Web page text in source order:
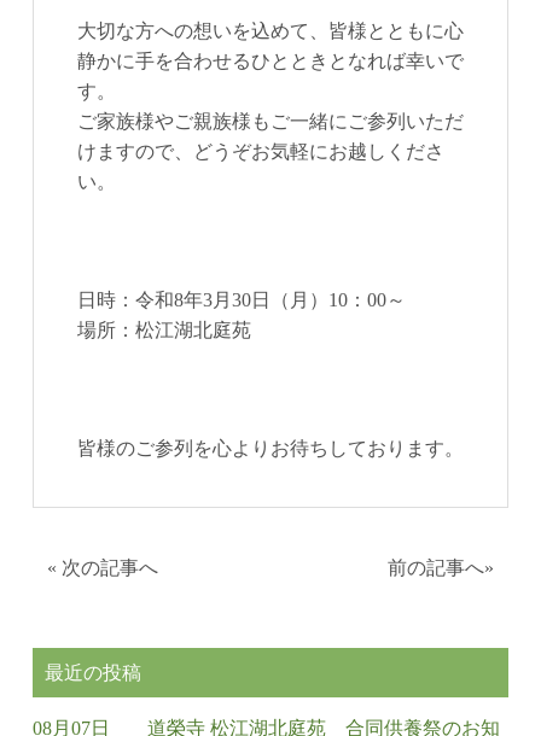
大切な方への想いを込めて、皆様とともに心
静かに手を合わせるひとときとなれば幸いで
す。
ご家族様やご親族様もご一緒にご参列いただ
けますので、どうぞお気軽にお越しくださ
い。
日時：令和8年3月30日（月）10：00～
場所：松江湖北庭苑
皆様のご参列を心よりお待ちしております。
前の記事へ»
« 次の記事へ
最近の投稿
08月07日
道榮寺 松江湖北庭苑 合同供養祭のお知